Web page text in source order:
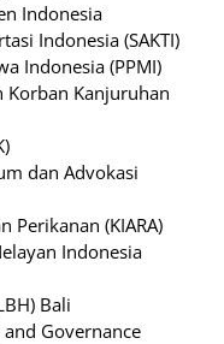
Indonesia
Indonesia (SAKTI)
Indonesia (PPMI)
Korban Kanjuruhan
dan Advokasi
Perikanan (KIARA)
Indonesia
Bali
Governance